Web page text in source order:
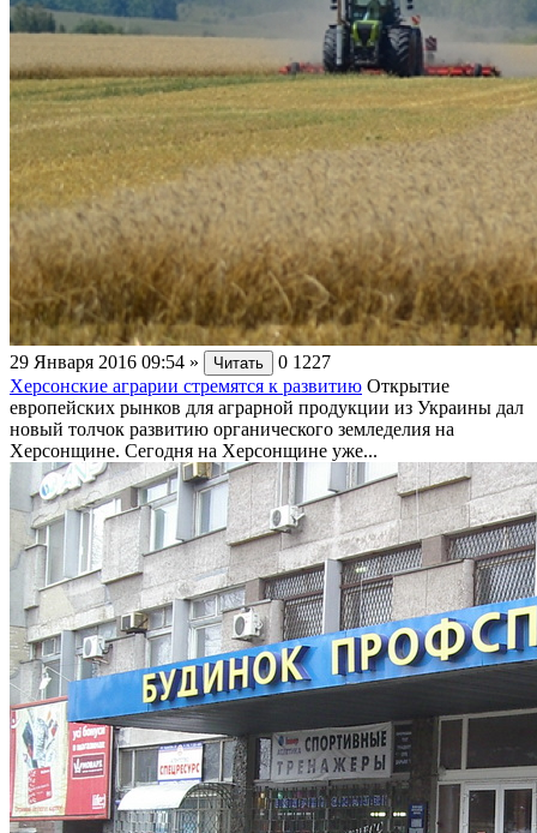
29 Января 2016 09:54 » Читать 0 1227
Херсонские аграрии стремятся к развитию Открытие
европейских рынков для аграрной продукции из Украины дал
новый толчок развитию органического земледелия на
Херсонщине. Сегодня на Херсонщине уже...